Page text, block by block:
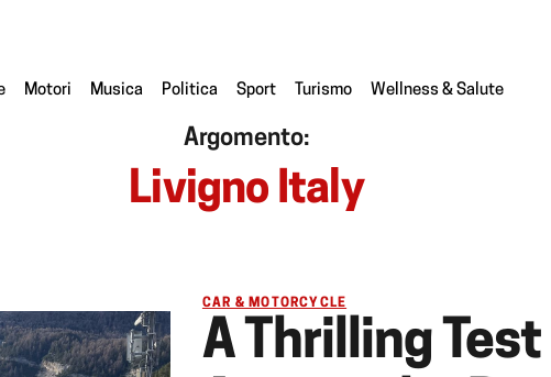
Motori Musica Politica Sport Turismo Wellness & Salute
Argomento:
Livigno Italy
CAR & MOTORCYCLE
A Thrilling